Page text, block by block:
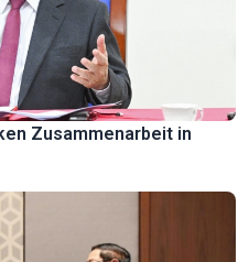
Zusammenarbeit in